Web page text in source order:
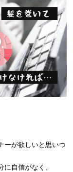
ーが欲しいと思いつ
自信がなく、